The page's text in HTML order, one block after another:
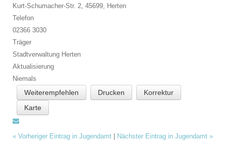
Kurt-Schumacher-Str. 2, 45699, Herten
Telefon
02366 3030
Träger
Stadtverwaltung Herten
Aktualisierung
Niemals
Weiterempfehlen Drucken
Korrektur
Karte
« Vorheriger Eintrag in Jugendamt | Nächster Eintrag in Jugendamt »